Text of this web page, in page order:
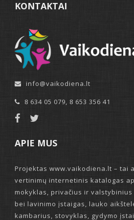
KONTAKTAI
info@vaikodiena.lt
8 634 05 079 8 653 356 41
APIE MUS
Projektas www.vaikodiena.lt – tai
vertinimų internetinis katalogas
mokyklas, privačius ir valstybinius
bei lavinimo įstaigas, lauko
kambarius, stovyklas, gydymo